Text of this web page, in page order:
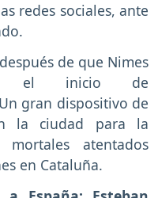
redes sociales, ante
de que Nimes
el inicio de
gran dispositivo de
la ciudad para la
atentados
en Cataluña.